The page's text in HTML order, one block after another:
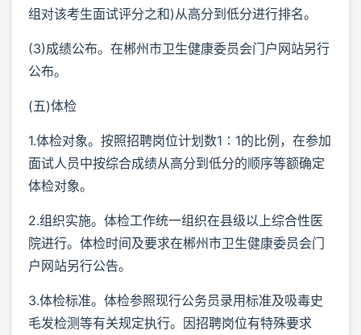
组对该考生面试评分之和)从高分到低分进行排名。
(3)成绩公布。在郴州市卫生健康委员会门户网站另行
公布。
(五)体检
1.体检对象。按照招聘岗位计划数1∶1的比例，在参加
面试人员中按综合成绩从高分到低分的顺序等额确定
体检对象。
2.组织实施。体检工作统一组织在县级以上综合性医
院进行。体检时间及要求在郴州市卫生健康委员会门
户网站另行公告。
3.体检标准。体检参照现行公务员录用标准及吸毒史
毛发检测等有关规定执行。因招聘岗位有特殊要求